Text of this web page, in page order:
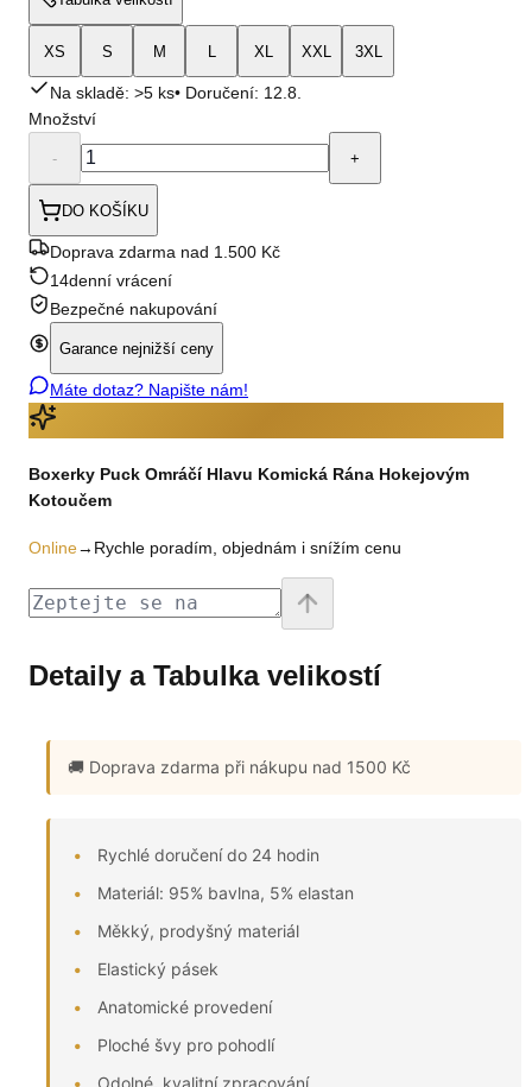
XS S M L XL XXL 3XL
Na skladě: >5 ks• Doručení: 12.8.
Množství
- +
DO KOŠÍKU
Doprava zdarma nad 1.500 Kč
14denní vrácení
Bezpečné nakupování
Garance nejnižší ceny
Máte dotaz? Napište nám!
Boxerky Puck Omráčí Hlavu Komická Rána Hokejovým
Kotoučem
Online→ Rychle poradím, objednám i snížím cenu
Detaily a Tabulka velikostí
🚚 Doprava zdarma při nákupu nad 1500 Kč
Rychlé doručení do 24 hodin
Materiál: 95% bavlna, 5% elastan
Měkký, prodyšný materiál
Elastický pásek
Anatomické provedení
Ploché švy pro pohodlí